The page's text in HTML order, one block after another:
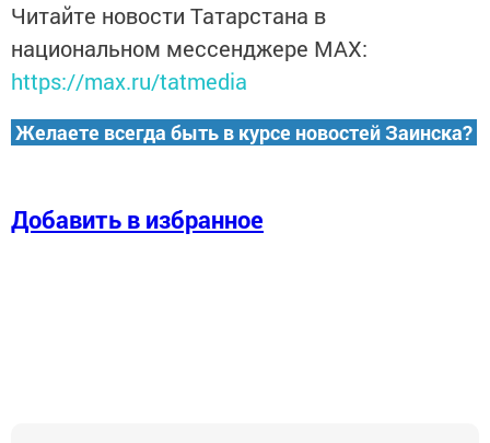
Читайте новости Татарстана в
национальном мессенджере MАХ:
https://max.ru/tatmedia
Желаете всегда быть в курсе новостей Заинска?
Добавить в избранное